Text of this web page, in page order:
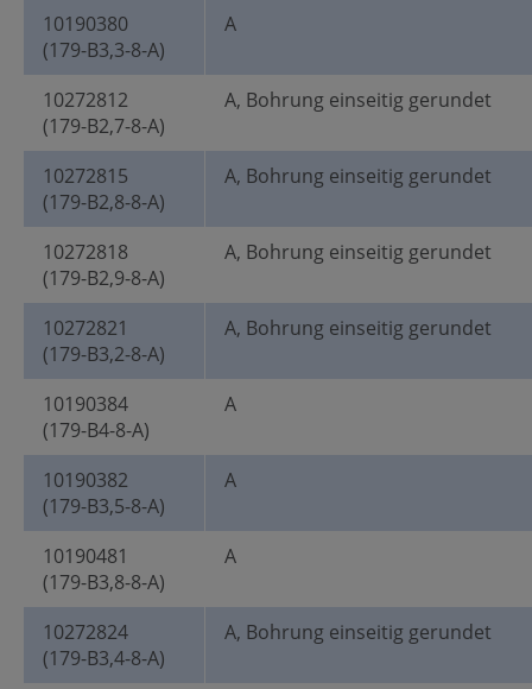
10190380
(179-B3,3-8-A)
A
10272812
(179-B2,7-8-A)
A, Bohrung einseitig gerundet
10272815
(179-B2,8-8-A)
A, Bohrung einseitig gerundet
10272818
(179-B2,9-8-A)
A, Bohrung einseitig gerundet
10272821
(179-B3,2-8-A)
A, Bohrung einseitig gerundet
10190384
(179-B4-8-A)
A
10190382
(179-B3,5-8-A)
A
10190481
(179-B3,8-8-A)
A
10272824
(179-B3,4-8-A)
A, Bohrung einseitig gerundet